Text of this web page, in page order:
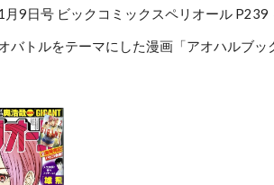
9日号 ビックコミックスペリオール P239
オバトルをテーマにした漫画「アオハルブ